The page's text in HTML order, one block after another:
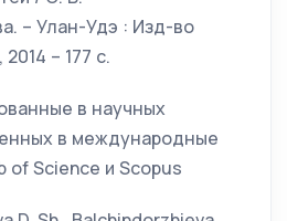
– Улан-Удэ : Изд-во
– 177 с.
в научных
в международные
of Science и Scopus